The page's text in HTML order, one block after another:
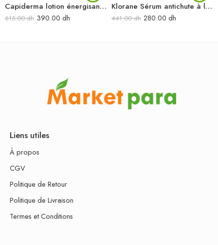
Capiderma lotion énergisant anti-chute 150 ml
615.00dh 390.00 dh
Klorane Sérum antichute à la Quinine & Edelweiss BIO – Chute de cheveux 100ml
441.00dh 280.00 dh
Liens utiles
À propos
CGV
Politique de Retour
Politique de Livraison
Termes et Conditions